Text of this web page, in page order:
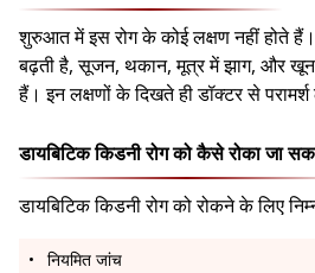
शुरुआत में इस रोग के कोई लक्षण नहीं होते
बढ़ती है, सूजन, थकान, मूत्र में झाग, और
हैं। इन लक्षणों के दिखते ही डॉक्टर से
डायबिटिक किडनी रोग को कैसे रोका जा
डायबिटिक किडनी रोग को रोकने के लिए
नियमित जांच